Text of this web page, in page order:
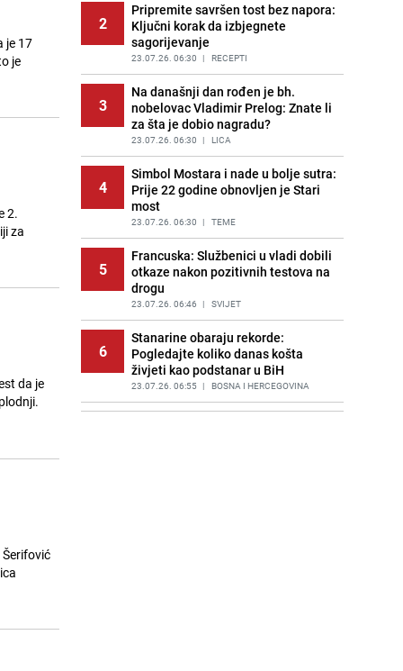
je 17
je
2.
za
da je
13
Pijana sjela za volan: Osiguranje
odbilo isplatu štete na vozilu koje je
slupala Anja Ljubojević
PRIJE 1 DAN | BOSNA I HERCEGOVINA
14
Meteorolozi za danas podigli
upozorenja za 3 regije: Objavljena
prognoza do petka - stiže kiša?
PRIJE 2 DANA | BOSNA I HERCEGOVINA
15
Uklonite kamenac sa slavina u
kupatilu: Dovoljna je ova smjesa
PRIJE 2 DANA | ŽIVOT I STIL
2
Pripremite savršen tost bez napora:
Ključni korak da izbjegnete
sagorijevanje
23.07.26. 06:30 | RECEPTI
3
Na današnji dan rođen je bh.
nobelovac Vladimir Prelog: Znate li
za šta je dobio nagradu?
23.07.26. 06:30 | LICA
4
Simbol Mostara i nade u bolje sutra:
Prije 22 godine obnovljen je Stari
most
23.07.26. 06:30 | TEME
5
Francuska: Službenici u vladi dobili
otkaze nakon pozitivnih testova na
drogu
23.07.26. 06:46 | SVIJET
6
Stanarine obaraju rekorde:
Pogledajte koliko danas košta
živjeti kao podstanar u BiH
23.07.26. 06:55 | BOSNA I HERCEGOVINA